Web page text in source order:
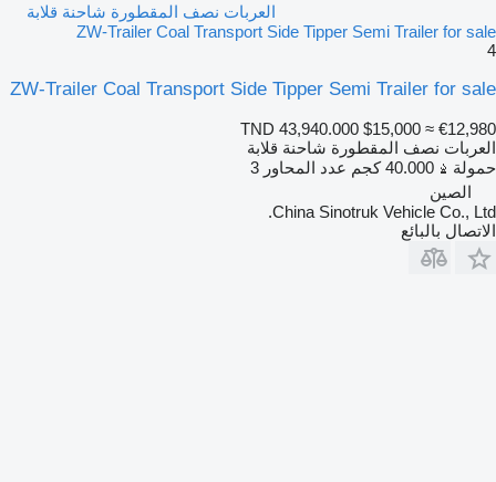
العربات نصف المقطورة شاحنة قلابة
ZW-Trailer Coal Transport Side Tipper Semi Trailer for sale
4
ZW-Trailer Coal Transport Side Tipper Semi Trailer for sale
TND 43,940.000 $15,000 ≈ €12,980
العربات نصف المقطورة شاحنة قلابة
حمولة
40.000 كجم عدد المحاور 3
الصين
China Sinotruk Vehicle Co., Ltd.
الاتصال بالبائع